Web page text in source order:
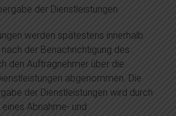
der Dienstleistungen
werden spätestens innerhalb
der Benachrichtigung des
den Auftragnehmer über die
abgenommen. Die
der Dienstleistungen wird durch
Abnahme- und